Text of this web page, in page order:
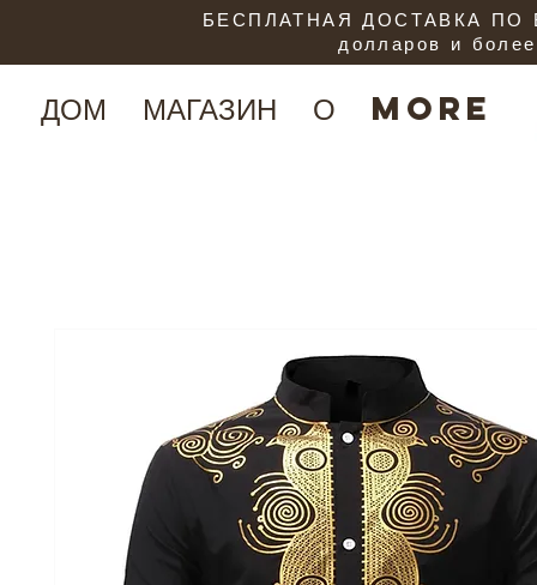
ДОМ МАГАЗИН О More
БЕСПЛАТНАЯ ДОСТАВКА ПО
долларов и